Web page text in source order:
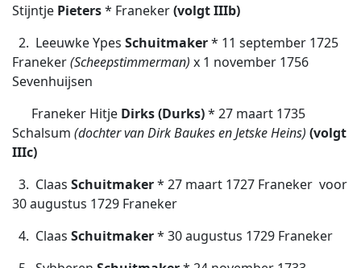
Stijntje Pieters* Franeker(volgt IIIb)
2. Leeuwke Ypes Schuitmaker* 11 september 1725
Franeker(Scheepstimmerman) x 1 november 1756
Sevenhuijsen
Franeker Hitje Dirks (Durks)* 27 maart 1735
Schalsum (dochter van Dirk Baukes en Jetske Heins) (volgt
IIIc)
3. Claas Schuitmaker* 27 maart 1727 Franeker  voor
30 augustus 1729 Franeker
4. Claas Schuitmaker* 30 augustus 1729 Franeker